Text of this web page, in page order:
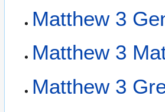
Matthew 3
Matthew 3
Matthew 3